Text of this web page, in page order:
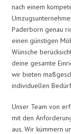
nach einem
Paderborn genau
einen günstigen
Wünsche
deine gesamte
wir bieten
individuellen
Unser Team von
mit den
aus. Wir kümmern